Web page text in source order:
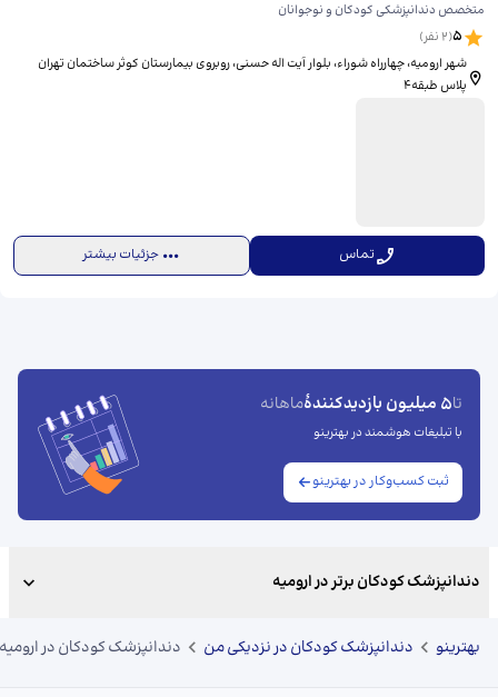
متخصص دندانپزشکی کودکان و نوجوانان
5
(
2نفر)
شهر ارومیه، چهارراه شوراء، بلوار آیت اله حسنی، روبروی بیمارستان کوثر ساختمان تهران
پلاس طبقه4
تماس جزئیات بیشتر
تا5 میلیون بازدیدکنندهٔ ماهانه
با تبلیغات هوشمند در بهترینو
ثبت کسب‌وکار در بهترینو
دندانپزشک کودکان برتر در ارومیه
بهترینو دندانپزشک کودکان در نزدیکی من دندانپزشک کودکان در ارومیه